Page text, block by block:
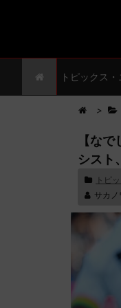
トピックス・
>
【な
シスト
トピ
サカノ